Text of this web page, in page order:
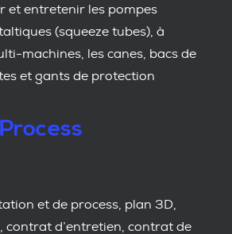
et entretenir les pompes
(squeeze tubes), à
machines, les canes, bacs de
et gants de protection
et de process, plan 3D,
contrat d’entretien, contrat de